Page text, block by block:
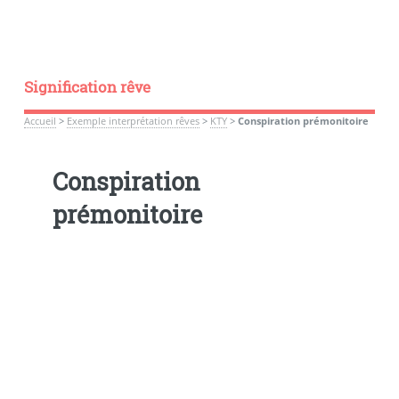
Signification rêve
Accueil > Exemple interprétation rêves> KTY> Conspiration prémonitoire
Conspiration
prémonitoire